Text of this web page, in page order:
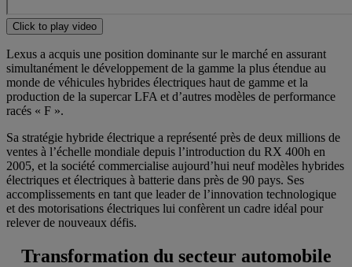
Click to play video
Lexus a acquis une position dominante sur le marché en assurant
simultanément le développement de la gamme la plus étendue au
monde de véhicules hybrides électriques haut de gamme et la
production de la supercar LFA et d’autres modèles de performance
racés « F ».
Sa stratégie hybride électrique a représenté près de deux millions de
ventes à l’échelle mondiale depuis l’introduction du RX 400h en
2005, et la société commercialise aujourd’hui neuf modèles hybrides
électriques et électriques à batterie dans près de 90 pays. Ses
accomplissements en tant que leader de l’innovation technologique
et des motorisations électriques lui confèrent un cadre idéal pour
relever de nouveaux défis.
Transformation du secteur automobile